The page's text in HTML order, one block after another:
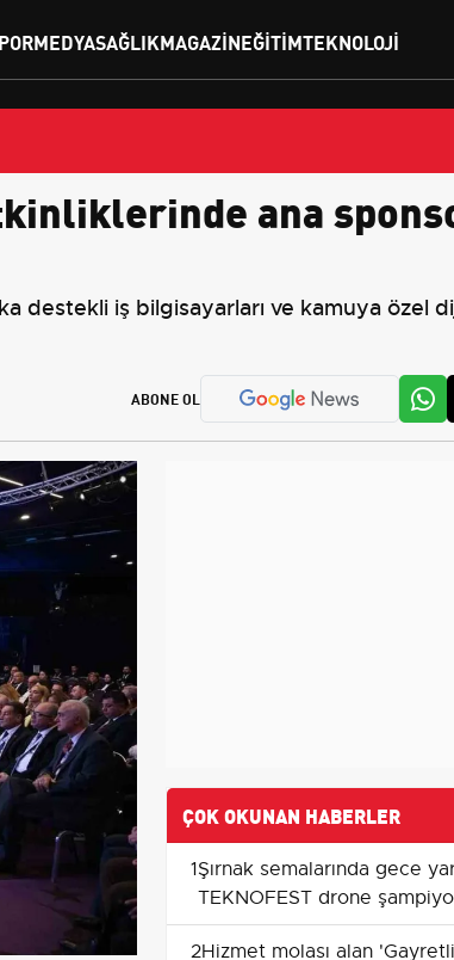
MEDYASAĞLIKMAGAZINEĞITIMTEKNOLOJI
ana
destekli iş bilgisayarları ve kamuya özel
ABONE OL
ÇOK OKUNAN HABERLER
1Şırnak semalarında gece
TEKNOFEST drone
pilotlara uluslararası yol açtı
2Hizmet molası alan